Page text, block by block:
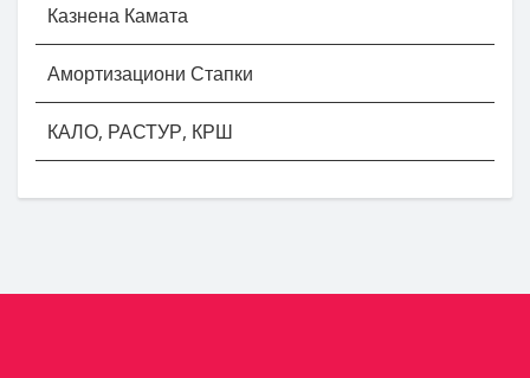
Казнена Камата
Амортизациони Стапки
КАЛО, РАСТУР, КРШ